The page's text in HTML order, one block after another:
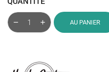
AU PANIER